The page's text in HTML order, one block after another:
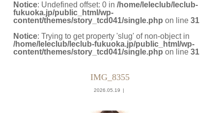
Notice: Undefined offset: 0 in/home/leleclub/leclub-
fukuoka.jp/public_html/wp-
content/themes/story_tcd041/single.php on line31
Notice: Trying to get property 'slug' of non-object in
/home/leleclub/leclub-fukuoka.jp/public_html/wp-
content/themes/story_tcd041/single.php on line31
IMG_8355
2026.05.19